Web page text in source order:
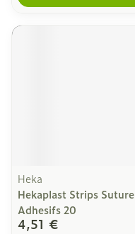
Heka
Hekaplast Strips Suture
Adhesifs 20
4,51 €